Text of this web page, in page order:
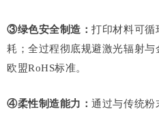
③绿色安全制造：打印材料可循
耗；全过程彻底规避激光辐射
欧盟RoHS标准。
④柔性制造能力：通过与传统粉